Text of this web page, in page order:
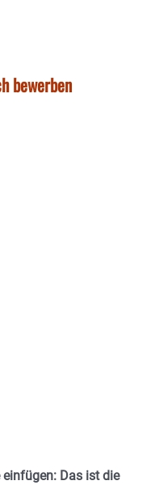
bewerben
Das ist die